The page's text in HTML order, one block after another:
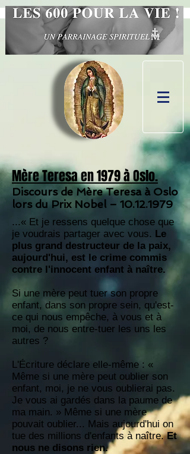
Mère Teresa en 1979 à Oslo.
Discours de Mère Teresa à Oslo
lors du Prix Nobel – 10.12.1979
...« Et je ressens quelque chose que
je voudrais partager avec vous. Le
plus grand destructeur de la paix,
aujourd'hui, est le crime commis
contre l'innocent enfant à naître.
Si une mère peut tuer son propre
enfant, dans son propre sein, qu'est-
ce qui nous empêche, à vous et à
moi, de nous entre-tuer les uns les
autres ?
L'Écriture déclare elle-même : «
Même si une mère peut oublier son
enfant, moi, je ne vous oublierai pas.
Je vous ai gardés dans la paume de
ma main. » Même si une mère
pouvait oublier... Mais aujourd'hui on
tue des millions d'enfants à naître.Et
nous ne disons rien.